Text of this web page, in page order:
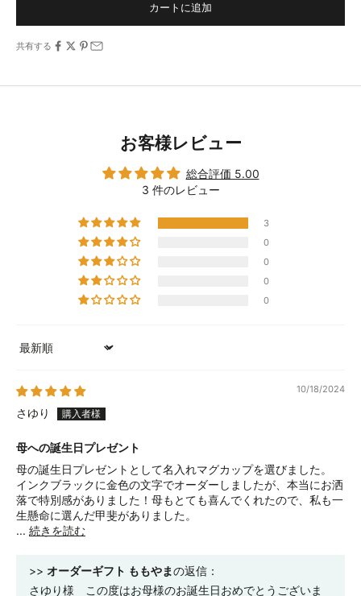
カートに追加
共有する
お客様レビュー
総合評価 5.00
3 件のレビュー
3
0
0
0
0
Sort by
10/18/2024
さゆり
母への誕生日プレゼント
母の誕生日プレゼントとして名入れマグカップを選びました。
インクブラックに金色の文字でオーダーしましたが、本当にお洒
落で特別感がありました！母もとても喜んでくれたので、私も一
生懸命に選んだ甲斐がありました。
... 続きを読む
>> オーダーギフト ももやまの返信：
さゆり様 この度はお母様のお誕生日おめでとうございま